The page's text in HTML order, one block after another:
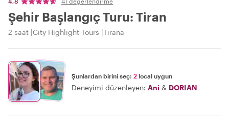
Şehir Başlangıç Turu: Tiran
2 saat City Highlight Tours Tirana
Şunlardan birini seç: 2 local uygun
Deneyimi düzenleyen: Ani & DORIAN